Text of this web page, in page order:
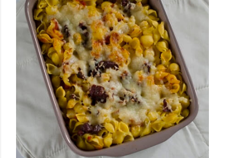
sustituto perfecto a los frutos se...